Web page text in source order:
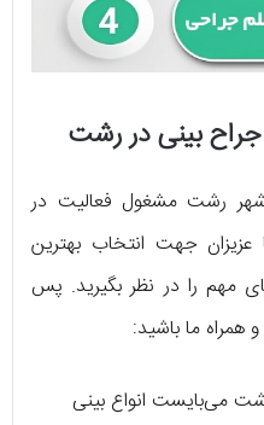
بینی در رشت
رشت مشغول فعالیت در
جهت انتخاب بهترین
مهم را در نظر بگیرید. پس
همراه ما باشید:
می‌بایست انواع بینی